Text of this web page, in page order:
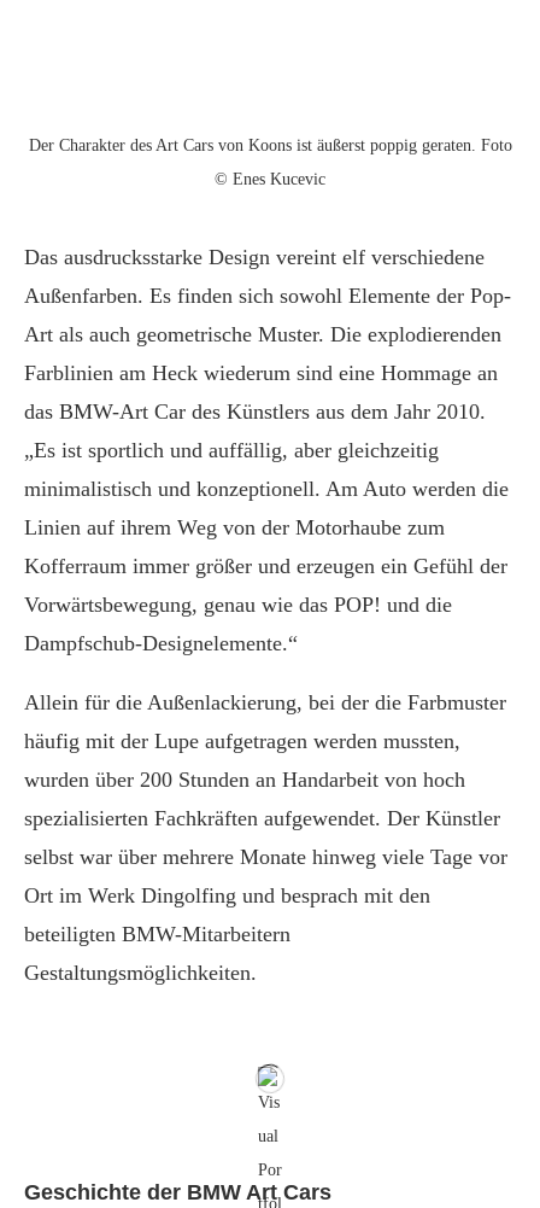
Der Charakter des Art Cars von Koons ist äußerst poppig geraten. Foto
© Enes Kucevic
Das ausdrucksstarke Design vereint elf verschiedene
Außenfarben. Es finden sich sowohl Elemente der Pop-
Art als auch geometrische Muster. Die explodierenden
Farblinien am Heck wiederum sind eine Hommage an
das BMW-Art Car des Künstlers aus dem Jahr 2010.
„Es ist sportlich und auffällig, aber gleichzeitig
minimalistisch und konzeptionell. Am Auto werden die
Linien auf ihrem Weg von der Motorhaube zum
Kofferraum immer größer und erzeugen ein Gefühl der
Vorwärtsbewegung, genau wie das POP! und die
Dampfschub-Designelemente.“
Allein für die Außenlackierung, bei der die Farbmuster
häufig mit der Lupe aufgetragen werden mussten,
wurden über 200 Stunden an Handarbeit von hoch
spezialisierten Fachkräften aufgewendet. Der Künstler
selbst war über mehrere Monate hinweg viele Tage vor
Ort im Werk Dingolfing und besprach mit den
beteiligten BMW-Mitarbeitern
Gestaltungsmöglichkeiten.
Geschichte der BMW Art Cars